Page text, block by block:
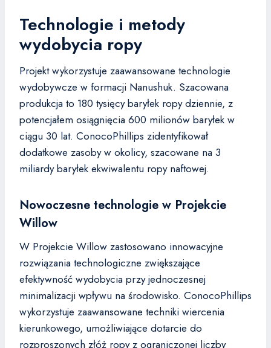
Technologie i metody
wydobycia ropy
Projekt wykorzystuje zaawansowane technologie
wydobywcze w formacji Nanushuk. Szacowana
produkcja to 180 tysięcy baryłek ropy dziennie, z
potencjałem osiągnięcia 600 milionów baryłek w
ciągu 30 lat. ConocoPhillips zidentyfikował
dodatkowe zasoby w okolicy, szacowane na 3
miliardy baryłek ekwiwalentu ropy naftowej.
Nowoczesne technologie w Projekcie
Willow
W Projekcie Willow zastosowano innowacyjne
rozwiązania technologiczne zwiększające
efektywność wydobycia przy jednoczesnej
minimalizacji wpływu na środowisko. ConocoPhillips
wykorzystuje zaawansowane techniki wiercenia
kierunkowego, umożliwiające dotarcie do
rozproszonych złóż ropy z ograniczonej liczby